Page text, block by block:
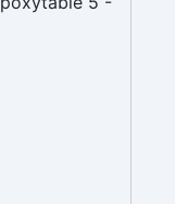
per contatto
Free